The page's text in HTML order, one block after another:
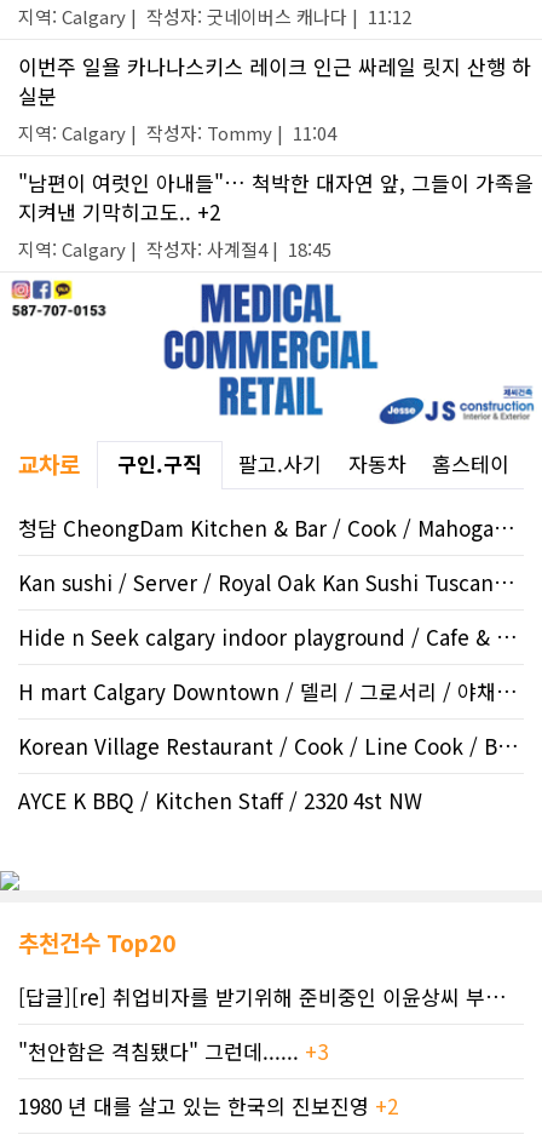
지역: Calgary | 작성자: 굿네이버스 캐나다 | 11:12
이번주 일욜 카나나스키스 레이크 인근 싸레일 릿지 산행 하
실분
지역: Calgary | 작성자: Tommy | 11:04
"남편이 여럿인 아내들"… 척박한 대자연 앞, 그들이 가족을
지켜낸 기막히고도.. +2
지역: Calgary | 작성자: 사계절4 | 18:45
교차로 구인.구직 팔고.사기 자동차 홈스테이
청담 CheongDam Kitchen & Bar / Cook / Mahogany SE
Kan sushi / Server / Royal Oak Kan Sushi Tuscany st
Hide n Seek calgary indoor playground / Cafe & Kitchen / ..
H mart Calgary Downtown / 델리 / 그로서리 / 야채부 / 13..
Korean Village Restaurant / Cook / Line Cook / Beltline
AYCE K BBQ / Kitchen Staff / 2320 4st NW
추천건수 Top20
[답글][re] 취업비자를 받기위해 준비중인 이윤상씨 부부께 드리는 편지
"천안함은 격침됐다" 그런데...... +3
1980 년 대를 살고 있는 한국의 진보진영 +2